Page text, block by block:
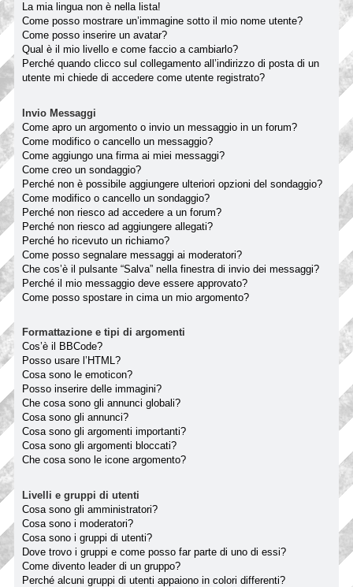
La mia lingua non è nella lista!
Come posso mostrare un’immagine sotto il mio nome utente?
Come posso inserire un avatar?
Qual è il mio livello e come faccio a cambiarlo?
Perché quando clicco sul collegamento all’indirizzo di posta di un
utente mi chiede di accedere come utente registrato?
Invio Messaggi
Come apro un argomento o invio un messaggio in un forum?
Come modifico o cancello un messaggio?
Come aggiungo una firma ai miei messaggi?
Come creo un sondaggio?
Perché non è possibile aggiungere ulteriori opzioni del sondaggio?
Come modifico o cancello un sondaggio?
Perché non riesco ad accedere a un forum?
Perché non riesco ad aggiungere allegati?
Perché ho ricevuto un richiamo?
Come posso segnalare messaggi ai moderatori?
Che cos’è il pulsante “Salva” nella finestra di invio dei messaggi?
Perché il mio messaggio deve essere approvato?
Come posso spostare in cima un mio argomento?
Formattazione e tipi di argomenti
Cos’è il BBCode?
Posso usare l’HTML?
Cosa sono le emoticon?
Posso inserire delle immagini?
Che cosa sono gli annunci globali?
Cosa sono gli annunci?
Cosa sono gli argomenti importanti?
Cosa sono gli argomenti bloccati?
Che cosa sono le icone argomento?
Livelli e gruppi di utenti
Cosa sono gli amministratori?
Cosa sono i moderatori?
Cosa sono i gruppi di utenti?
Dove trovo i gruppi e come posso far parte di uno di essi?
Come divento leader di un gruppo?
Perché alcuni gruppi di utenti appaiono in colori differenti?